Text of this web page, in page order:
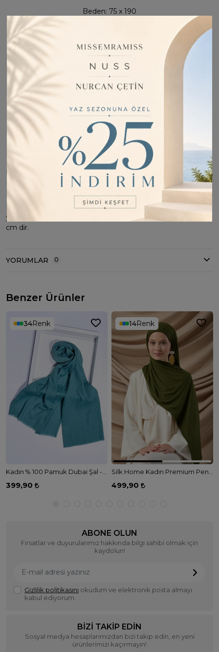
Beden: 75 x 190
Stoğa Girince Haber Ver
Barkod:
SEN15295
Değişim Kabul Edilir
Bu Ürünü Paylaş
ÜRÜN BILGISI
Ürünümüz pamuk jakardır. Dört mevsim kullanıma uygundur
Kolay şekil alır. İç göstermez. Kırışma kayma ve yapışma
yapmaz Pamuk dokusu sayesinde hafiftir. Ürün Ebatı 75*190
cm dir.
YORUMLAR 0
Benzer Ürünler
34Renk
399,90
14Renk
499,90
ABONE OLUN
Fırsatlar ve duyurularımız hakkında bilgi sahibi olmak için
kaydolun!
Gizlilik politikasını okudum ve elektronik posta almayı
kabul ediyorum.
BIZI TAKIP EDIN
Sosyal medya hesaplarımızdan bizi takip edin, en yeni
ürünlerimizi kaçırmayın!